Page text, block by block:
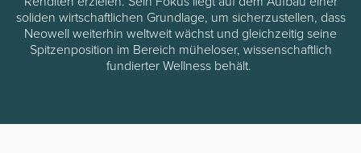
soliden wirtschaftlichen Grundlage, um sicherzustellen, dass
Neowell weiterhin weltweit wächst und gleichzeitig seine
Spitzenposition im Bereich müheloser, wissenschaftlich
fundierter Wellness behält.